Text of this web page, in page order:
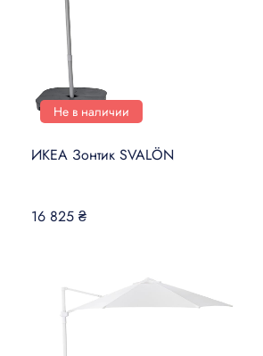
Не в наличии
ИКЕА Зонтик SVALÖN
16 825 ₴